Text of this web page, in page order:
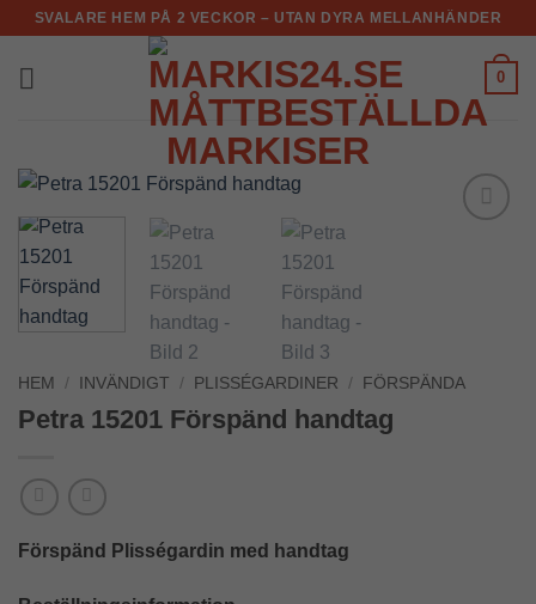
Skip
content
SVALARE HEM PÅ 2 VECKOR – UTAN DYRA MELLANHÄNDER
0
HEM / INVÄNDIGT / PLISSÉGARDINER / FÖRSPÄNDA
Petra 15201 Förspänd handtag
Förspänd Plisségardin med handtag